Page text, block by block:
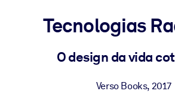
Para LMS/LXP
resultados de aprendizagem mais sólidos.
Tecnologias
O design da vida
Verso Books, 2017